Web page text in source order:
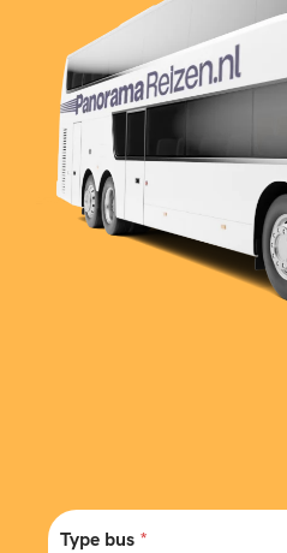
Type bus *